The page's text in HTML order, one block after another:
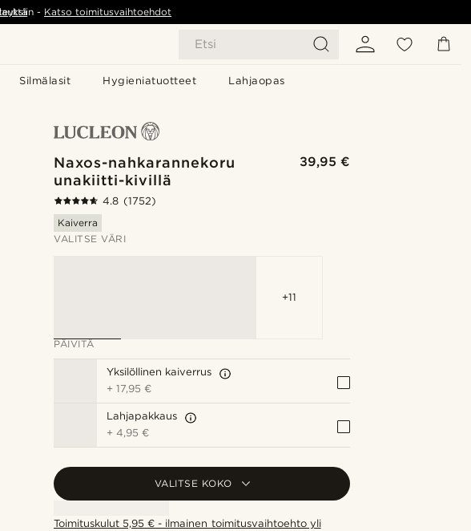
Etsi
Silmälasit Hygieniatuotteet Lahjaopas
- Katso toimitusvaihtoehdot
Naxos-nahkarannekoru
unakiitti-kivillä
39,95 €
4.8 (1752)
Kaiverra
VALITSE VÄRI
+11
PÄIVITÄ
Yksilöllinen kaiverrus
+17,95 €
Lahjapakkaus
+4,95 €
VALITSE KOKO
Toimituskulut 5,95 € - ilmainen toimitusvaihtoehto yli